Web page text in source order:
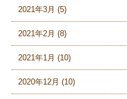
2021年3月 (5)
2021年2月 (8)
2021年1月 (10)
2020年12月 (10)